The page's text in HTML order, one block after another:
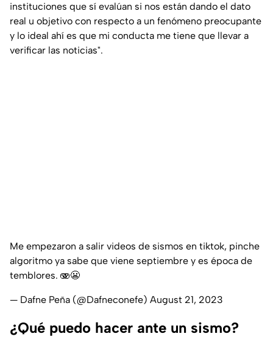
instituciones que sí evalúan si nos están dando el dato
real u objetivo con respecto a un fenómeno preocupante
y lo ideal ahí es que mi conducta me tiene que llevar a
verificar las noticias".
Me empezaron a salir videos de sismos en tiktok, pinche
algoritmo ya sabe que viene septiembre y es época de
temblores. 🫨😬
— Dafne Peña (@Dafneconefe) August 21, 2023
¿Qué puedo hacer ante un sismo?